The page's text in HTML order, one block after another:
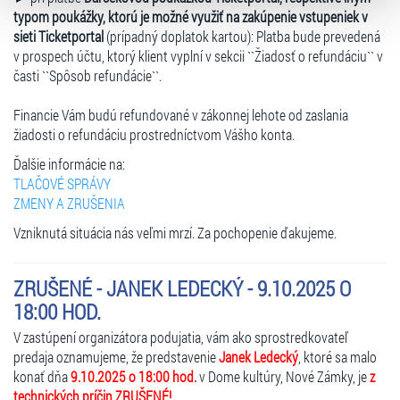
volbu můžete kdykoliv změnit v zápatí stránky v záložce
„Cookies a jejich nastavení“.
typom poukážky, ktorú je možné využiť na zakúpenie vstupeniek v
sieti Ticketportal(prípadný doplatok kartou): Platba bude prevedená
v prospech účtu, ktorý klient vyplní v sekcii ``Žiadosť o refundáciu`` v
časti ``Spôsob refundácie``.
Financie Vám budú refundované v zákonnej lehote od zaslania
žiadosti o refundáciu prostredníctvom Vášho konta.
Ďalšie informácie na:
TLAČOVÉ SPRÁVY
ZMENY A ZRUŠENIA
Vzniknutá situácia nás veľmi mrzí. Za pochopenie ďakujeme.
ZRUŠENÉ - JANEK LEDECKÝ - 9.10.2025 O
18:00 HOD.
V zastúpení organizátora podujatia, vám ako sprostredkovateľ
predaja oznamujeme, že predstavenieJanek Ledecký , ktoré sa malo
konať dňa9.10.2025 o 18:00 hod.v Dome kultúry, Nové Zámky, jez
technických príčin ZRUŠENÉ!